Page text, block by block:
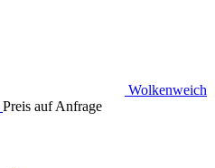
Wolkenweich
Preis auf Anfrage